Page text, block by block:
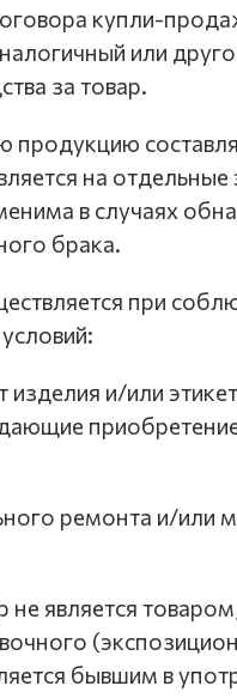
купли-
или
за товар.
продукцию
на
в случаях
брака.
при
изделия и/или
ремонта и/или
является
бывшим в